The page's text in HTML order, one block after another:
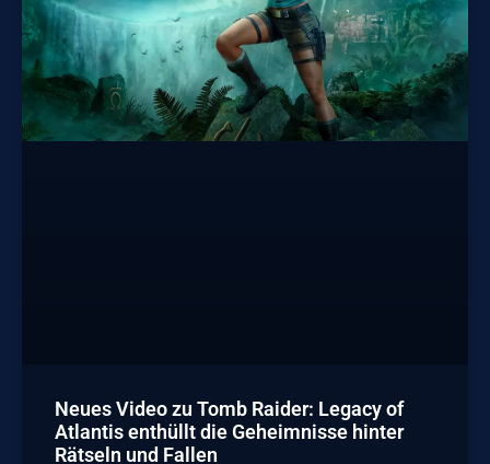
Neues Video zu Tomb Raider: Legacy of
Atlantis enthüllt die Geheimnisse hinter
Rätseln und Fallen